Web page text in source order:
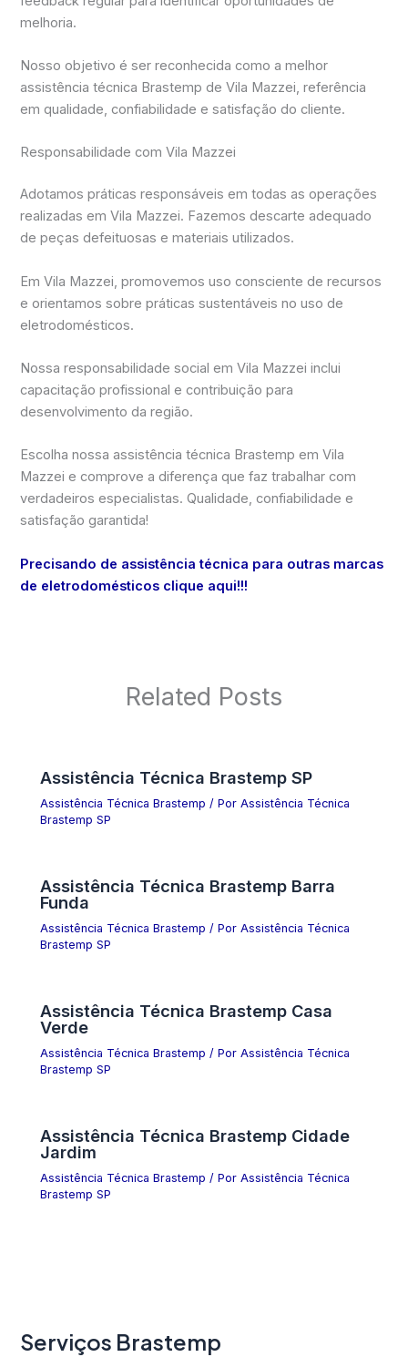
melhoria.
Nosso objetivo é ser reconhecida como a melhor
assistência técnica Brastemp de Vila Mazzei, referência
em qualidade, confiabilidade e satisfação do cliente.
Responsabilidade com Vila Mazzei
Adotamos práticas responsáveis em todas as operações
realizadas em Vila Mazzei. Fazemos descarte adequado
de peças defeituosas e materiais utilizados.
Em Vila Mazzei, promovemos uso consciente de recursos
e orientamos sobre práticas sustentáveis no uso de
eletrodomésticos.
Nossa responsabilidade social em Vila Mazzei inclui
capacitação profissional e contribuição para
desenvolvimento da região.
Escolha nossa assistência técnica Brastemp em Vila
Mazzei e comprove a diferença que faz trabalhar com
verdadeiros especialistas. Qualidade, confiabilidade e
satisfação garantida!
Precisando de assistência técnica para outras marcas
de eletrodomésticos clique aqui!!!
Related Posts
Assistência Técnica Brastemp SP
Assistência Técnica Brastemp / PorAssistência Técnica
Brastemp SP
Assistência Técnica Brastemp Barra
Funda
Assistência Técnica Brastemp / PorAssistência Técnica
Brastemp SP
Assistência Técnica Brastemp Casa
Verde
Assistência Técnica Brastemp / PorAssistência Técnica
Brastemp SP
Assistência Técnica Brastemp Cidade
Jardim
Assistência Técnica Brastemp / PorAssistência Técnica
Brastemp SP
Serviços Brastemp